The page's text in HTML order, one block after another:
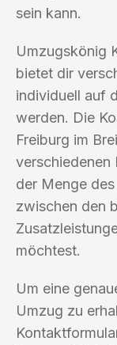
sein kann.
Umzugskönig
bietet dir
individuell auf
werden. Die
Freiburg im
verschiedenen
der Menge
zwischen den
möchtest.
Um eine
Umzug zu